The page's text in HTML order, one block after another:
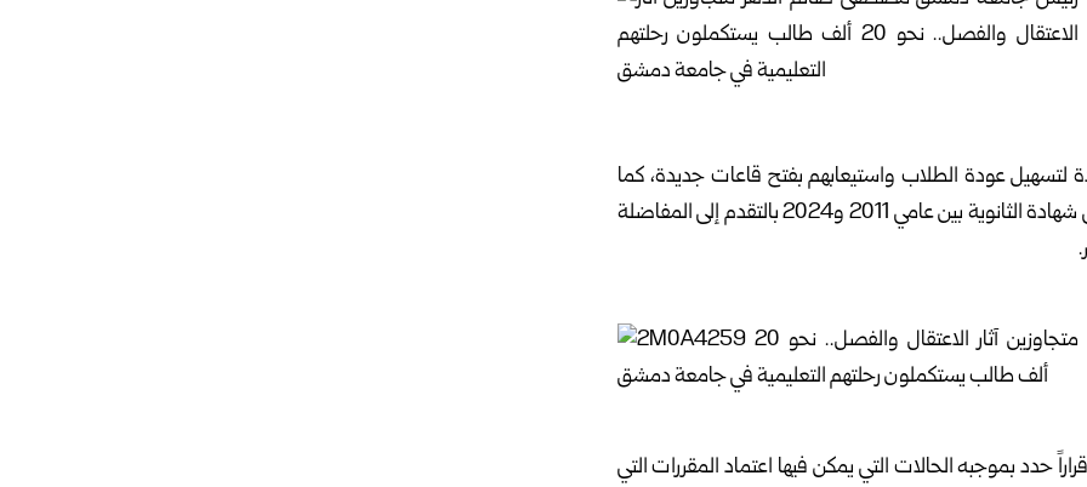
عودة الطلاب واستيعابهم بفتح قاعات جديدة، كما
سمحت وزارة التعليم العالي هذا العام للطلاب الحاصلين على شهادة الثانوية بين عامي 2011 و2024 بالتقدم إلى المفاضلة
حدد بموجبه الحالات التي يمكن فيها اعتماد المقررات التي